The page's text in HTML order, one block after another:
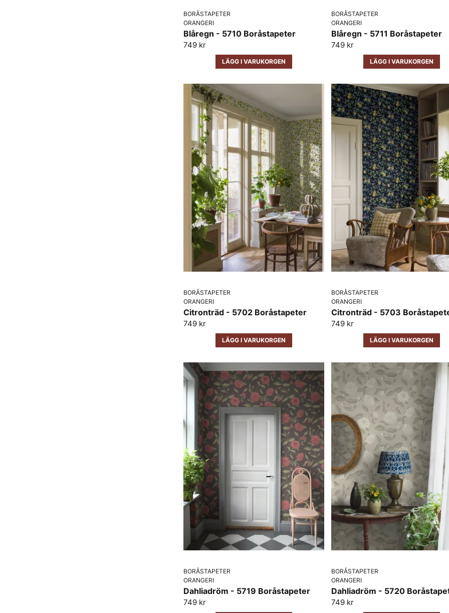
BORÅSTAPETER
ORANGERI
Blåregn - 5710 Boråstapeter
749 kr
LÄGG I VARUKORGEN
BORÅSTAPETER
ORANGERI
Blåregn - 5711 Boråstapeter
749 kr
LÄGG I VARUKORGEN
BORÅSTAPETER
ORANGERI
Citronträd - 5702 Boråstapeter
749 kr
LÄGG I VARUKORGEN
BORÅSTAPETER
ORANGERI
Citronträd - 5703
749 kr
LÄGG I VARUKORGEN
BORÅSTAPETER
ORANGERI
Dahliadröm - 5719 Boråstapeter
749 kr
BORÅSTAPETER
ORANGERI
Dahliadröm - 5720
749 kr